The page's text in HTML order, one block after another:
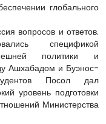
глобального
вопросов и ответов.
спецификой
политики и
Ашхабадом и Буэнос-
Посол дал
уровень подготовки
Министерства